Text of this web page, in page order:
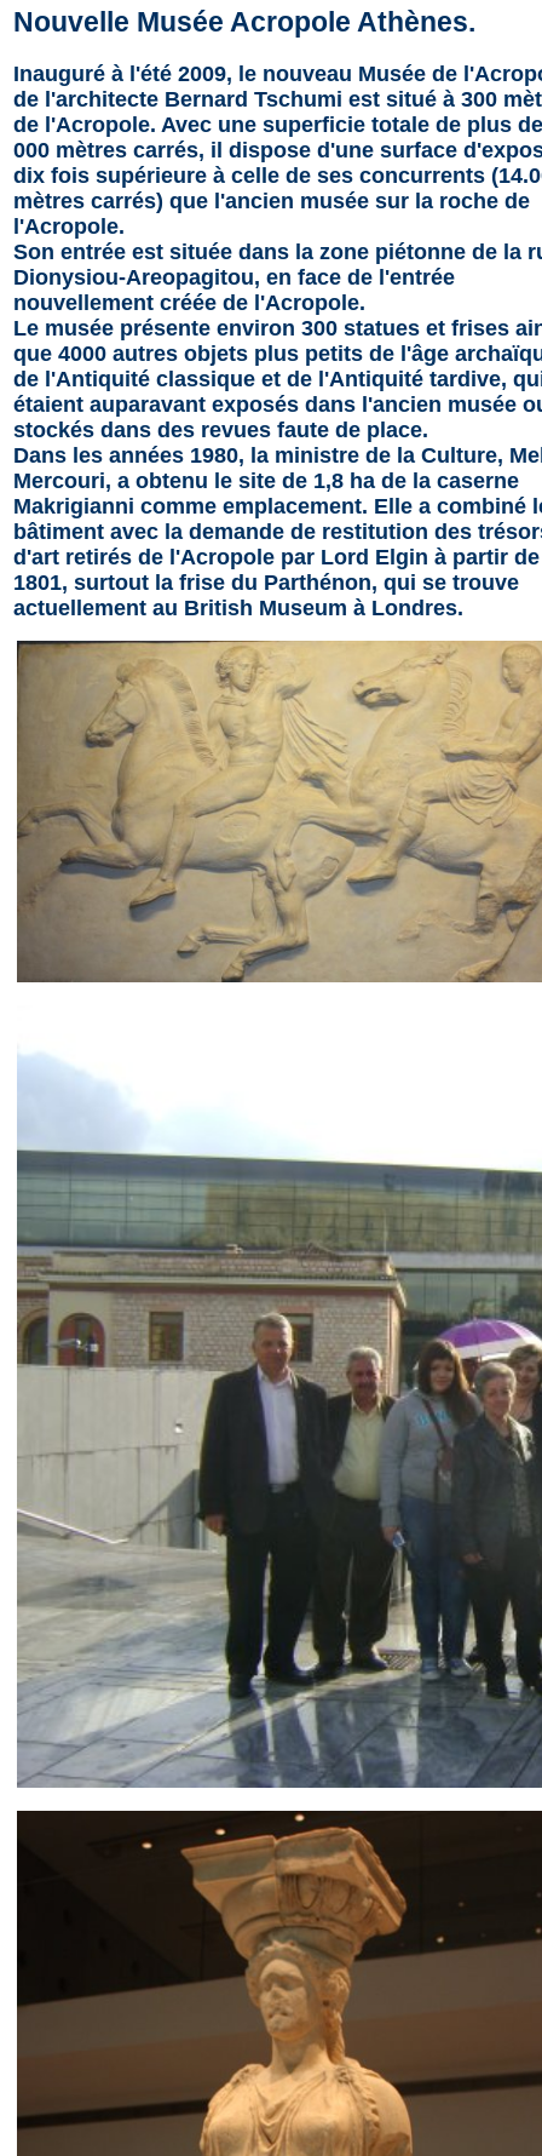
Nouvelle Musée Acropole Athènes.
Inauguré à l'été 2009, le nouveau Musée de
de l'architecte Bernard Tschumi est situé à 300
de l'Acropole. Avec une superficie totale de plus
000 mètres carrés, il dispose d'une surface
dix fois supérieure à celle de ses concurrents
mètres carrés) que l'ancien musée sur la roche de
l'Acropole.
Son entrée est située dans la zone piétonne de la
Dionysiou-Areopagitou, en face de l'entrée
nouvellement créée de l'Acropole.
Le musée présente environ 300 statues et frises
que 4000 autres objets plus petits de l'âge
de l'Antiquité classique et de l'Antiquité tardive,
étaient auparavant exposés dans l'ancien musée
stockés dans des revues faute de place.
Dans les années 1980, la ministre de la Culture,
Mercouri, a obtenu le site de 1,8 ha de la caserne
Makrigianni comme emplacement. Elle a combiné
bâtiment avec la demande de restitution des
d'art retirés de l'Acropole par Lord Elgin à partir de
1801, surtout la frise du Parthénon, qui se trouve
actuellement au British Museum à Londres.